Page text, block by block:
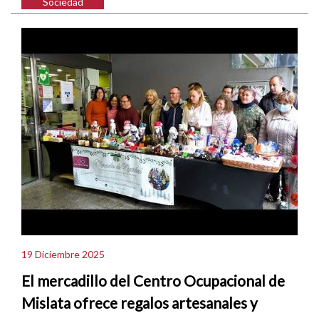
19 Diciembre 2025
El mercadillo del Centro Ocupacional de
Mislata ofrece regalos artesanales y